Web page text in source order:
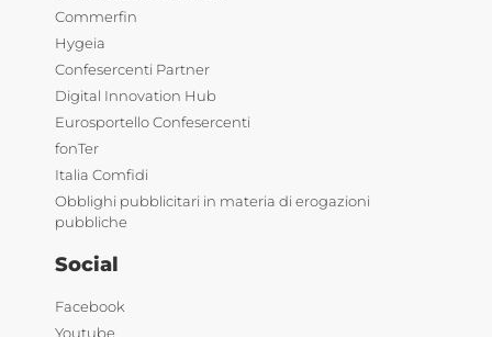
Commerfin
Hygeia
Confesercenti Partner
Digital Innovation Hub
Eurosportello Confesercenti
fonTer
Italia Comfidi
Obblighi pubblicitari in materia di erogazioni
pubbliche
Social
Facebook
Youtube